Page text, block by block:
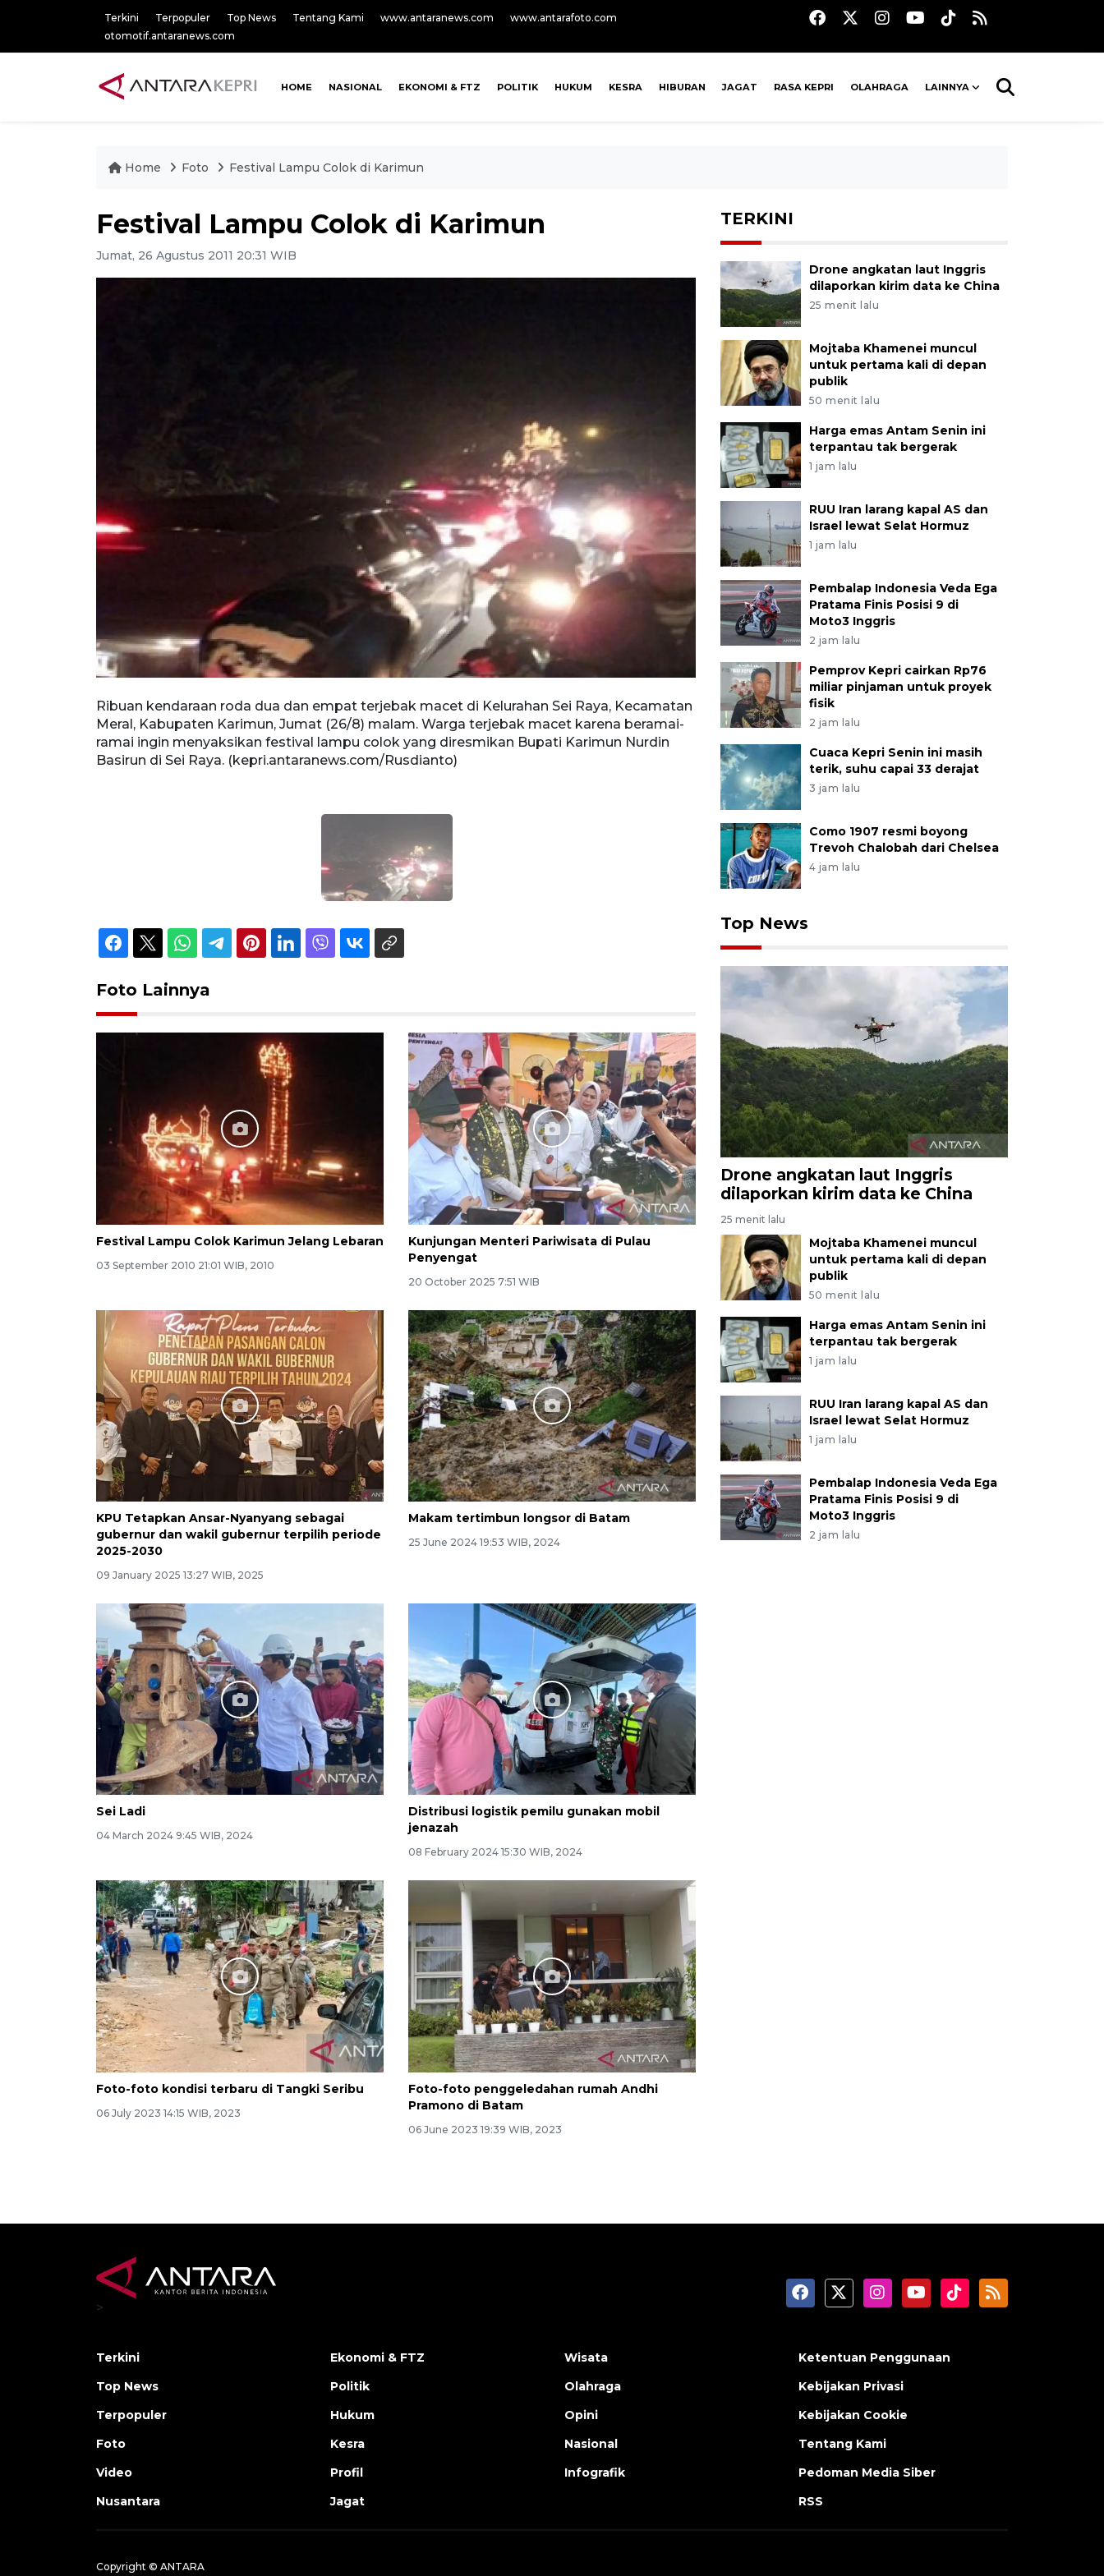
Terkini Terpopuler Top News Tentang Kami www.antaranews.com
www.antarafoto.com
otomotif.antaranews.com
HOME NASIONAL EKONOMI & FTZ POLITIK HUKUM KESRA HIBURAN JAGAT RASA KEPRI OLAHRAGA LAINNYA
Home Foto Festival Lampu Colok di Karimun
Festival Lampu Colok di Karimun
Jumat, 26 Agustus 2011 20:31 WIB
Ribuan kendaraan roda dua dan empat terjebak macet di Kelurahan Sei Raya, Kecamatan
Meral, Kabupaten Karimun, Jumat (26/8) malam. Warga terjebak macet karena beramai-
ramai ingin menyaksikan festival lampu colok yang diresmikan Bupati Karimun Nurdin
Basirun di Sei Raya. (kepri.antaranews.com/Rusdianto)
Foto Lainnya
Festival Lampu Colok Karimun Jelang Lebaran
03 September 2010 21:01 WIB, 2010
Kunjungan Menteri Pariwisata di Pulau
Penyengat
20 October 2025 7:51 WIB
KPU Tetapkan Ansar-Nyanyang sebagai
gubernur dan wakil gubernur terpilih periode
2025-2030
09 January 2025 13:27 WIB, 2025
Makam tertimbun longsor di Batam
25 June 2024 19:53 WIB, 2024
Sei Ladi
04 March 2024 9:45 WIB, 2024
Distribusi logistik pemilu gunakan mobil
jenazah
08 February 2024 15:30 WIB, 2024
Foto-foto kondisi terbaru di Tangki Seribu
06 July 2023 14:15 WIB, 2023
Foto-foto penggeledahan rumah Andhi
Pramono di Batam
06 June 2023 19:39 WIB, 2023
TERKINI
Drone angkatan laut Inggris
dilaporkan kirim data ke China
25 menit lalu
Mojtaba Khamenei muncul
untuk pertama kali di depan
publik
50 menit lalu
Harga emas Antam Senin ini
terpantau tak bergerak
1 jam lalu
RUU Iran larang kapal AS dan
Israel lewat Selat Hormuz
1 jam lalu
Pembalap Indonesia Veda Ega
Pratama Finis Posisi 9 di
Moto3 Inggris
2 jam lalu
Pemprov Kepri cairkan Rp76
miliar pinjaman untuk proyek
fisik
2 jam lalu
Cuaca Kepri Senin ini masih
terik, suhu capai 33 derajat
3 jam lalu
Como 1907 resmi boyong
Trevoh Chalobah dari Chelsea
4 jam lalu
Top News
Drone angkatan laut Inggris
dilaporkan kirim data ke China
25 menit lalu
Mojtaba Khamenei muncul
untuk pertama kali di depan
publik
50 menit lalu
Harga emas Antam Senin ini
terpantau tak bergerak
1 jam lalu
RUU Iran larang kapal AS dan
Israel lewat Selat Hormuz
1 jam lalu
Pembalap Indonesia Veda Ega
Pratama Finis Posisi 9 di
Moto3 Inggris
2 jam lalu
>
Terkini
Top News
Terpopuler
Foto
Video
Nusantara
Ekonomi & FTZ
Politik
Hukum
Kesra
Profil
Jagat
Wisata
Olahraga
Opini
Nasional
Infografik
Ketentuan Penggunaan
Kebijakan Privasi
Kebijakan Cookie
Tentang Kami
Pedoman Media Siber
RSS
Copyright © ANTARA